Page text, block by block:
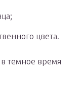
цвета.
темное время